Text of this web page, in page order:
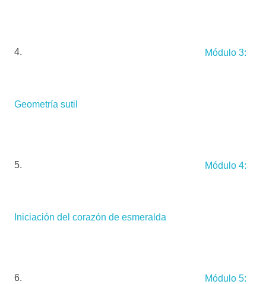
Módulo 3:
Geometría sutil
Módulo 4:
Iniciación del corazón de esmeralda
Módulo 5: